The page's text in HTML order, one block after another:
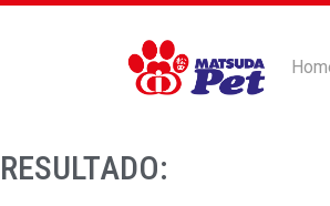
RESULTADO: